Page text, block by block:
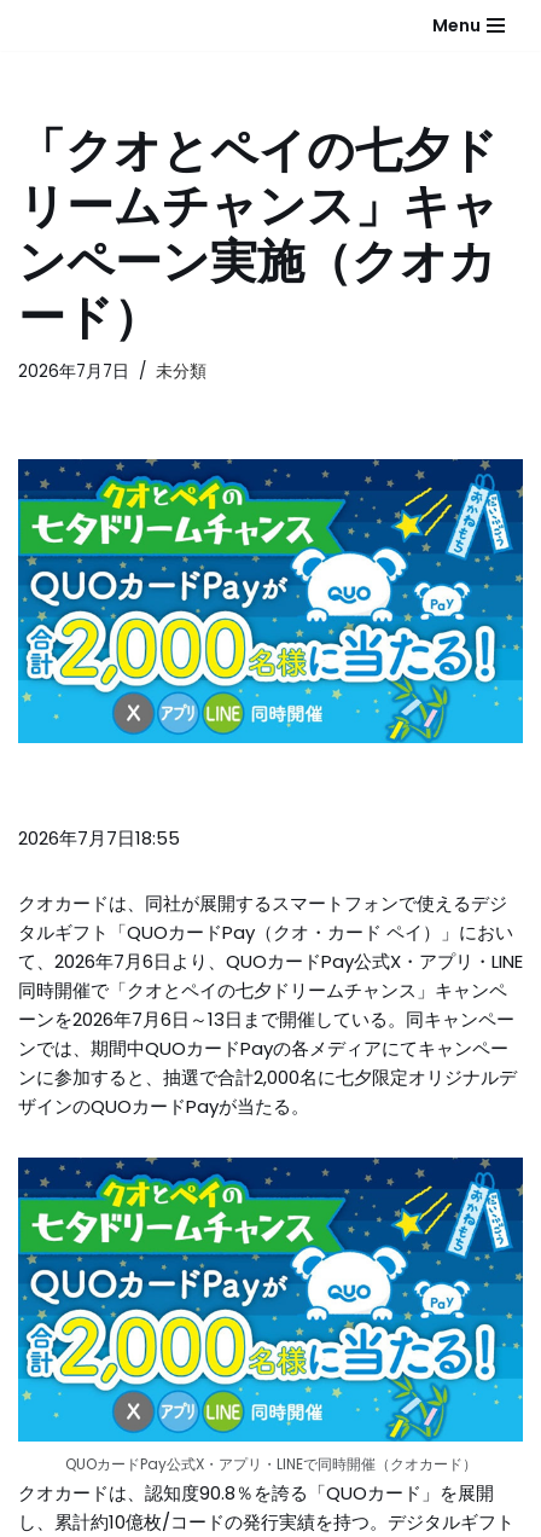
ツ
へ
ス
キ
プ
Menu
「クオとペイの七夕ド
リームチャンス」キャ
ンペーン実施（クオカ
ード）
2026年7月7日 未分類
2026年7月7日18:55
クオカードは、同社が展開するスマートフォンで使えるデジ
タルギフト「QUOカードPay（クオ・カード ペイ）」におい
て、2026年7月6日より、QUOカードPay公式X・アプリ・LINE
同時開催で「クオとペイの七夕ドリームチャンス」キャンペ
ーンを2026年7月6日～13日まで開催している。同キャンペー
ンでは、期間中QUOカードPayの各メディアにてキャンペー
ンに参加すると、抽選で合計2,000名に七夕限定オリジナルデ
ザインのQUOカードPayが当たる。
QUOカードPay公式X・アプリ・LINEで同時開催（クオカード）
クオカードは、認知度90.8％を誇る「QUOカード」を展開
し、累計約10億枚/コードの発行実績を持つ。デジタルギフト